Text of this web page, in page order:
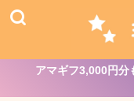
アマギフ3,000円